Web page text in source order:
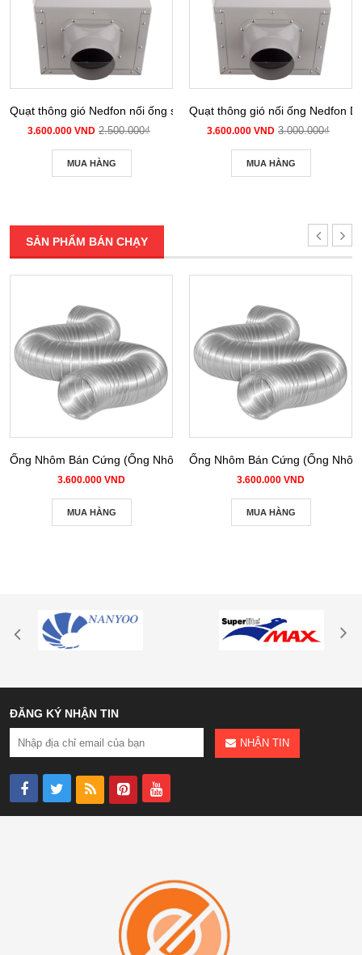
Quạt thông gió Nedfon nối ống siêu âm DPT 10-12B
3.600.000 VND 2.500.000₫
MUA HÀNG
Quạt thông gió nối ống Nedfon
3.600.000 VND 3.000.000₫
MUA HÀNG
SẢN PHẨM BÁN CHẠY
Ống Nhôm Bán Cứng (Ống Nhôm Nhún) phi 100
3.600.000 VND
MUA HÀNG
Ống Nhôm Bán Cứng (Ống
3.600.000 VND
MUA HÀNG
ĐĂNG KÝ NHẬN TIN
NHẬN TIN